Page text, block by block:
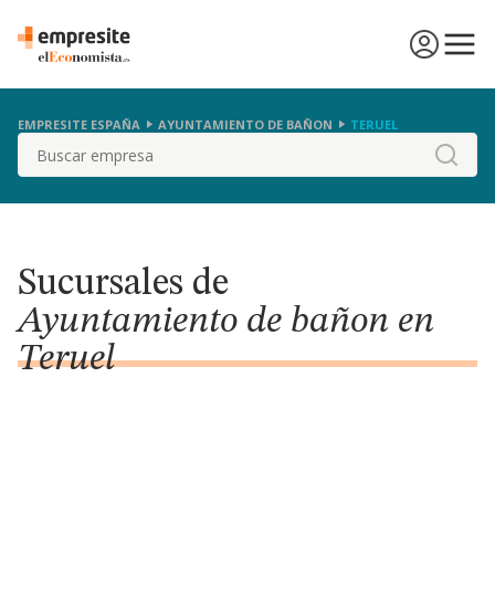
EMPRESITE ESPAÑA AYUNTAMIENTO DE BAÑON TERUEL
Buscar
Sucursales de
Ayuntamiento de bañon en
Teruel